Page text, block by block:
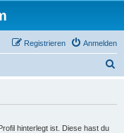
Anmelden
Registrieren
hinterlegt ist. Diese hast du